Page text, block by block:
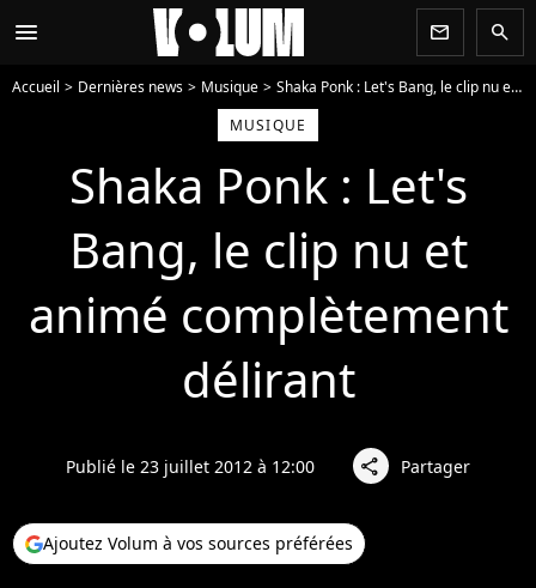
menu newsletter search
Accueil Dernières news Musique
Shaka Ponk : Let's Bang, le clip nu et animé complètement délirant
MUSIQUE
Shaka Ponk : Let's
Bang, le clip nu et
animé complètement
délirant
Publié le 23 juillet 2012 à 12:00 share Partager
Ajoutez Volum à vos sources préférées